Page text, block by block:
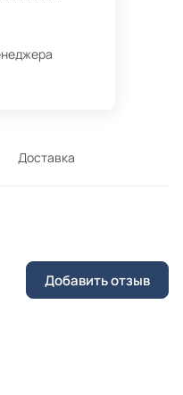
Доставка
Добавить отзыв